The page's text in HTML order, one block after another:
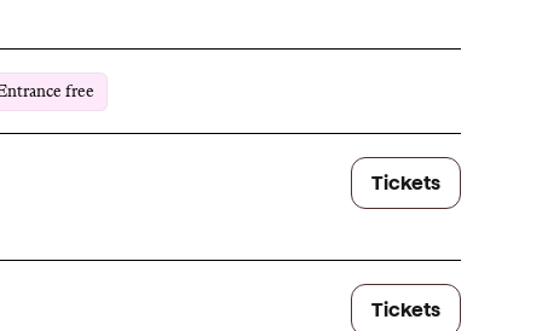
free
Tickets
Tickets